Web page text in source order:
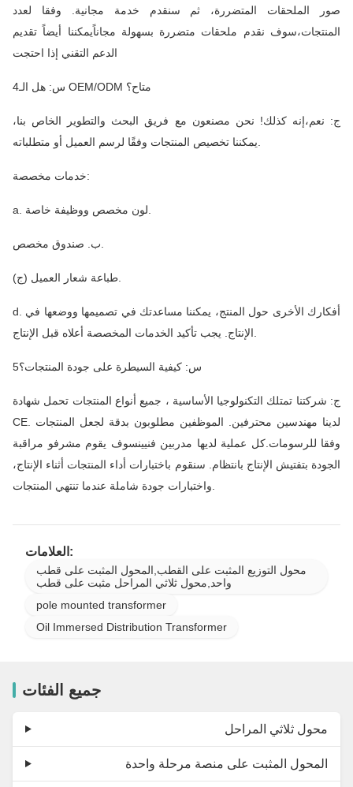
صور الملحقات المتضررة، ثم سنقدم خدمة مجانية. وفقا لعدد
المنتجات،سوف نقدم ملحقات متضررة بسهولة مجاناًيمكننا أيضاً تقديم
الدعم التقني إذا احتجت
4س: هل الـ OEM/ODM متاح؟
ج: نعم،إنه كذلك! نحن مصنعون مع فريق البحث والتطوير الخاص بنا،
خدمات مخصصة:
d. أفكارك الأخرى حول المنتج، يمكننا مساعدتك في تصميمها ووضعها في
5س: كيفية السيطرة على جودة المنتجات؟
ج: شركتنا تمتلك التكنولوجيا الأساسية ، جميع أنواع المنتجات تحمل شهادة
CE. لدينا مهندسين محترفين. الموظفين مطلوبون بدقة لجعل المنتجات
وفقا للرسومات.كل عملية لديها مدربين فنيينسوف يقوم مشرفو مراقبة
الجودة بتفتيش الإنتاج بانتظام. سنقوم باختبارات أداء المنتجات أثناء الإنتاج،
العلامات:
محول التوزيع المثبت على القطب,المحول المثبت على قطب
واحد,محول ثلاثي المراحل مثبت على قطب
pole mounted transformer
Oil Immersed Distribution Transformer
جميع الفئات
محول ثلاثي المراحل
المحول المثبت على منصة مرحلة واحدة